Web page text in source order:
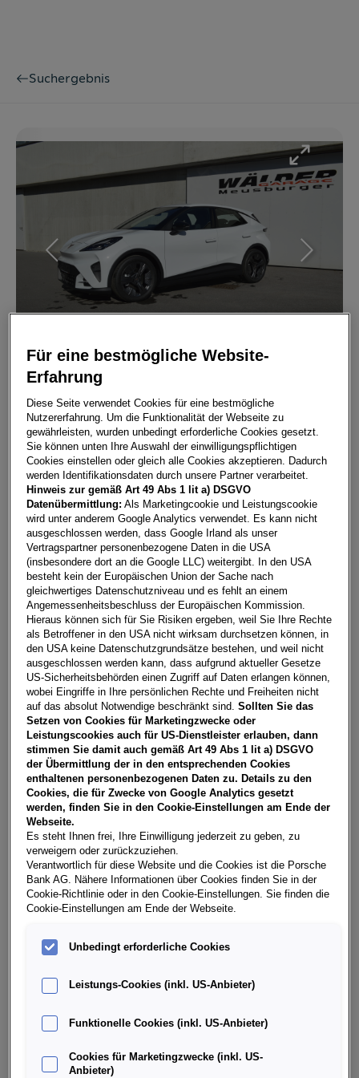
Suchergebnis
Raval ENDURANCE 52/55 155kW/210 PS
6861 Alberschwende
Leasing Kredit
€293,27**
pro Monat
Laufzeit
60 Monate
pro Jahr
15.000 km
Eigenleistung
€5.000
Händler kontaktieren
Online-Abschluss anfragen
**Freibleibendes Musterangebot für Restwert Leasing inkl.
USt, NoVA, zzgl. gesetzl. Vertragsgebühr EUR 149,13 und
Bearbeitungskosten EUR 0,00. Gesamtleasingbetrag EUR
28.990,00, Restwert EUR 13.610,84, Sollzinssatz 7,30%
variabel, Effektivzinssatz 8,38% variabel, Gesamtbetrag EUR
36.356,17. Ihr Verkaufsberater freut sich darauf, Ihnen ein
individuelles Angebot erstellen zu können.
Teilen PDF herunterladen
Weitere Infos & Daten
Fahrzeugdaten
Finanzierung über die Porsche Bank
Händlerinformation
Für eine bestmögliche Website-
Erfahrung
Diese Seite verwendet Cookies für eine bestmögliche
Nutzererfahrung. Um die Funktionalität der Webseite zu
gewährleisten, wurden unbedingt erforderliche Cookies gesetzt.
Sie können unten Ihre Auswahl der einwilligungspflichtigen
Cookies einstellen oder gleich alle Cookies akzeptieren. Dadurch
werden Identifikationsdaten durch unsere Partner verarbeitet.
Hinweis zur gemäß Art 49 Abs 1 lit a) DSGVO
Datenübermittlung: Als Marketingcookie und Leistungscookie
wird unter anderem Google Analytics verwendet. Es kann nicht
ausgeschlossen werden, dass Google Irland als unser
Vertragspartner personenbezogene Daten in die USA
(insbesondere dort an die Google LLC) weitergibt. In den USA
besteht kein der Europäischen Union der Sache nach
gleichwertiges Datenschutzniveau und es fehlt an einem
Angemessenheitsbeschluss der Europäischen Kommission.
Hieraus können sich für Sie Risiken ergeben, weil Sie Ihre Rechte
als Betroffener in den USA nicht wirksam durchsetzen können, in
den USA keine Datenschutzgrundsätze bestehen, und weil nicht
ausgeschlossen werden kann, dass aufgrund aktueller Gesetze
US-Sicherheitsbehörden einen Zugriff auf Daten erlangen können,
wobei Eingriffe in Ihre persönlichen Rechte und Freiheiten nicht
auf das absolut Notwendige beschränkt sind.Sollten Sie das
Setzen von Cookies für Marketingzwecke oder
Leistungscookies auch für US-Dienstleister erlauben, dann
stimmen Sie damit auch gemäß Art 49 Abs 1 lit a) DSGVO
der Übermittlung der in den entsprechenden Cookies
enthaltenen personenbezogenen Daten zu. Details zu den
Cookies, die für Zwecke von Google Analytics gesetzt
werden, finden Sie in den Cookie-Einstellungen am Ende der
Webseite.
Es steht Ihnen frei, Ihre Einwilligung jederzeit zu geben, zu
verweigern oder zurückzuziehen.
Verantwortlich für diese Website und die Cookies ist die Porsche
Bank AG. Nähere Informationen über Cookies finden Sie in der
Cookie-Richtlinie oder in den Cookie-Einstellungen. Sie finden die
Cookie-Einstellungen am Ende der Webseite.
Unbedingt erforderliche Cookies
Leistungs-Cookies (inkl. US-Anbieter)
Funktionelle Cookies (inkl. US-Anbieter)
Cookies für Marketingzwecke (inkl. US-
Anbieter)